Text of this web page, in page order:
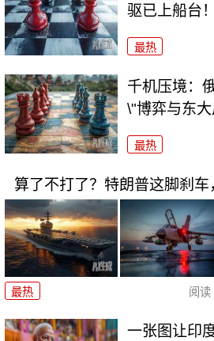
驱已上船台！
最热
千机压境：
\"博弈与东
最热
算了不打了？特朗普这脚刹
最热 阅读
一张图让印